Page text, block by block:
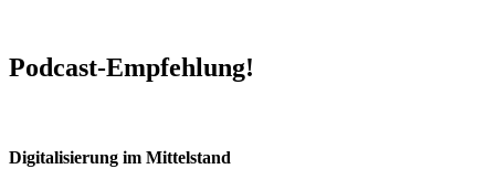
Podcast-Empfehlung!
Digitalisierung im Mittelstand